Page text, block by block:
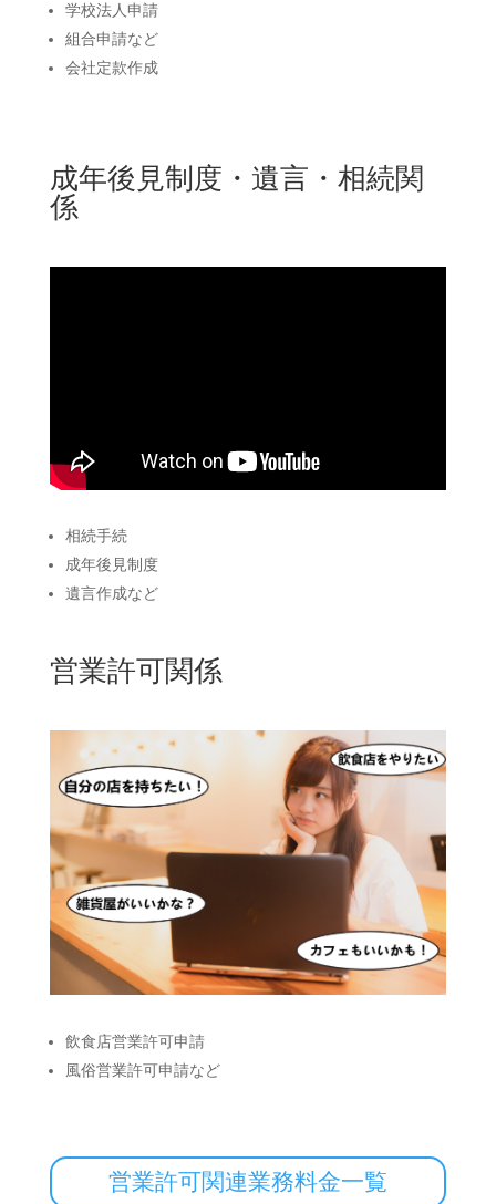
学校法人申請
組合申請など
会社定款作成
成年後見制度・遺言・相続関
係
相続手続
成年後見制度
遺言作成など
営業許可関係
飲食店営業許可申請
風俗営業許可申請など
営業許可関連業務料金一覧